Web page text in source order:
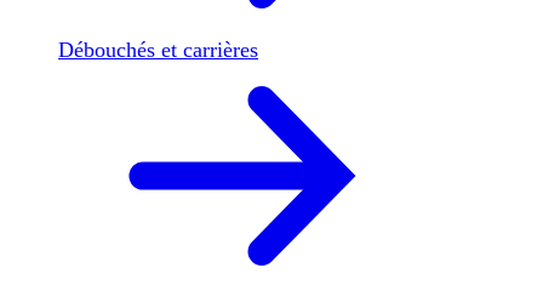
Débouchés et carrières